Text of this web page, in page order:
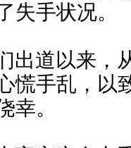
失手状况。
出道以来，
慌手乱，以
幸。